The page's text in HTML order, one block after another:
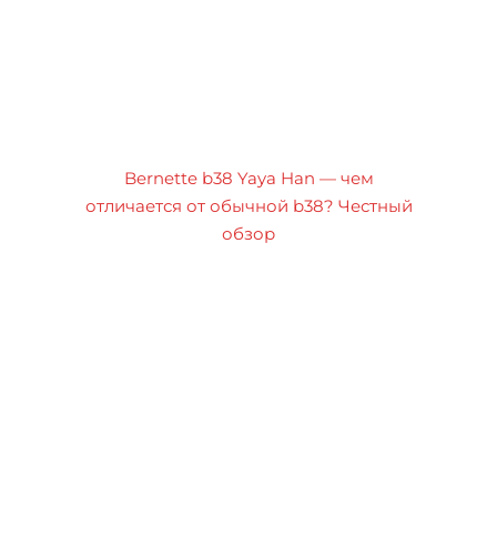
Bernette b38 Yaya Han — чем
отличается от обычной b38? Честный
обзор